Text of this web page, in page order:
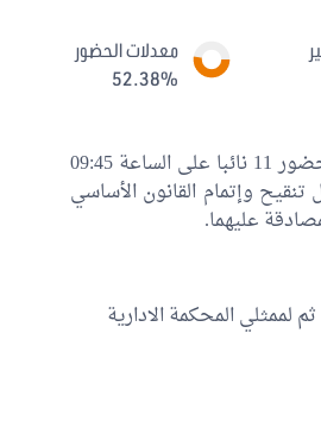
معدلات الحضور
52.38%
عقدت لجنة النظام الداخلي بمجلس نواب الشعب اليوم 08 أوت 2109 جلسة بحضور 11 نائبا على الساعة 09:45
في مقترحي القانونين الأساسيين عدد 59 و60 لسنة 2019 حول تنقيح وإتمام القانون الأساسي
لممثلي المحكمة الادارية